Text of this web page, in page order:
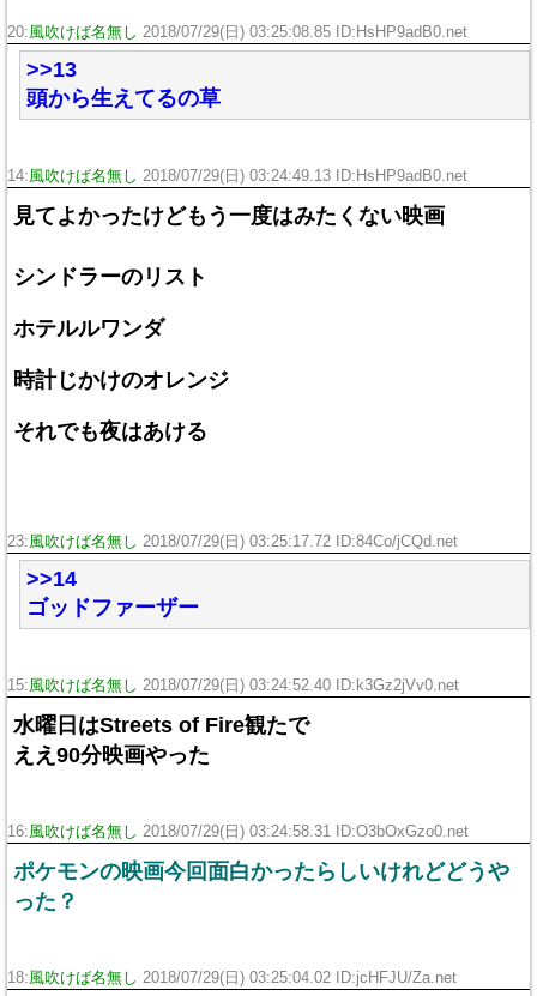
20:風吹けば名無し 2018/07/29(日) 03:25:08.85 ID:HsHP9adB0.net
>>13
頭から生えてるの草
14:風吹けば名無し 2018/07/29(日) 03:24:49.13 ID:HsHP9adB0.net
見てよかったけどもう一度はみたくない映画
シンドラーのリスト
ホテルルワンダ
時計じかけのオレンジ
それでも夜はあける
23:風吹けば名無し 2018/07/29(日) 03:25:17.72 ID:84Co/jCQd.net
>>14
ゴッドファーザー
15:風吹けば名無し 2018/07/29(日) 03:24:52.40 ID:k3Gz2jVv0.net
水曜日はStreets of Fire観たで
ええ90分映画やった
16:風吹けば名無し 2018/07/29(日) 03:24:58.31 ID:O3bOxGzo0.net
ポケモンの映画今回面白かったらしいけれどどうや
った？
18:風吹けば名無し 2018/07/29(日) 03:25:04.02 ID:jcHFJU/Za.net